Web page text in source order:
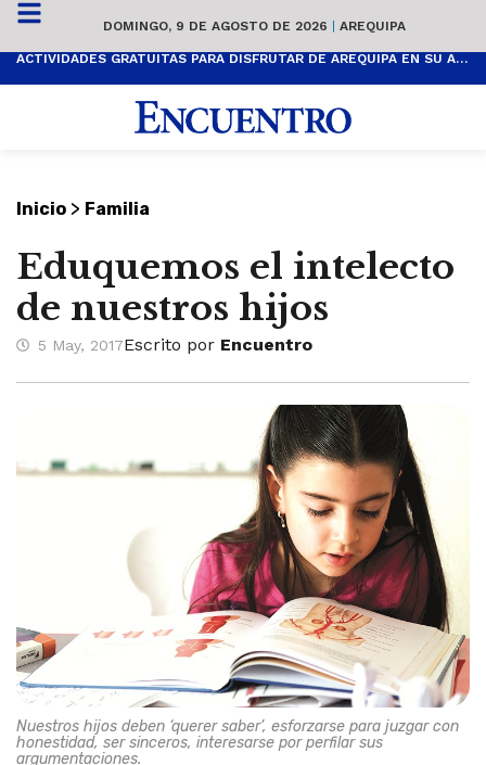
DOMINGO, 9 DE AGOSTO DE 2026 | AREQUIPA
ACTIVIDADES GRATUITAS PARA DISFRUTAR DE AREQUIPA EN SU ANIVERSARIO
Inicio > Familia
Eduquemos el intelecto
de nuestros hijos
5 May, 2017Escrito por Encuentro
Nuestros hijos deben ‘querer saber’, esforzarse para juzgar con
honestidad, ser sinceros, interesarse por perfilar sus
argumentaciones.